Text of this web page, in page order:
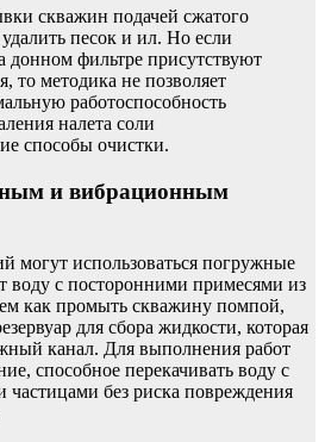
скважин подачей сжатого
удалить песок и ил. Но если
донном фильтре присутствуют
то методика не позволяет
работоспособность
налета соли
способы очистки.
и вибрационным
могут использоваться погружные
воду с посторонними примесями из
как промыть скважину помпой,
для сбора жидкости, которая
канал. Для выполнения работ
способное перекачивать воду с
без риска повреждения